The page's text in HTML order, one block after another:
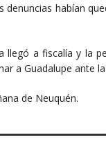
denuncias habían
llegó a fiscalía y la
a Guadalupe ante
de Neuquén.